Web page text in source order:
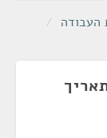
העבודה /
של הכנסת ה-7 מתאריך